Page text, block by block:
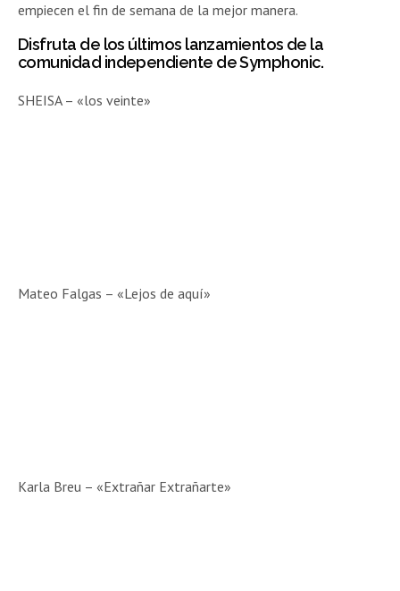
empiecen el fin de semana de la mejor manera.
Disfruta de los últimos lanzamientos de la
comunidad independiente de Symphonic.
SHEISA – «los veinte»
Mateo Falgas – «Lejos de aquí»
Karla Breu – «Extrañar Extrañarte»